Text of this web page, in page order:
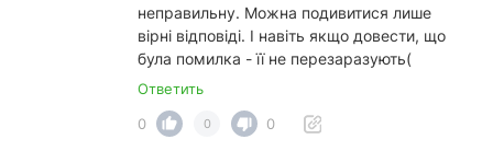
неправильну. Можна подивитися лише
вірні відповіді. І навіть якщо довести, що
була помилка - її не перезаразують(
Ответить
0
0 0